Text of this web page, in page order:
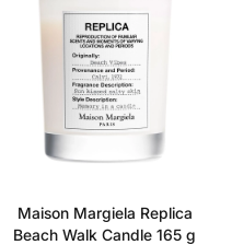
Maison Margiela Replica
Beach Walk Candle 165 g